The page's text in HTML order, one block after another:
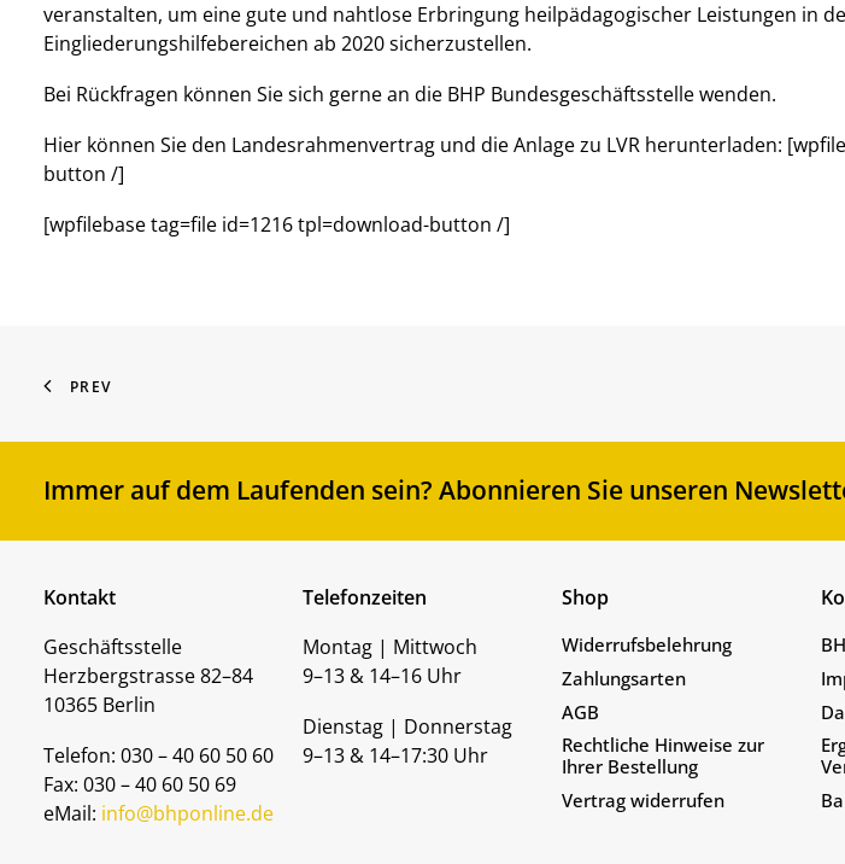
veranstalten, um eine gute und nahtlose Erbringung heilpädagogischer Leistungen in
Eingliederungshilfebereichen ab 2020 sicherzustellen.
Bei Rückfragen können Sie sich gerne an die BHP Bundesgeschäftsstelle wenden.
Hier können Sie den Landesrahmenvertrag und die Anlage zu LVR herunterladen:
button /]
[wpfilebase tag=file id=1216 tpl=download-button /]
PREV
Immer auf dem Laufenden sein? Abonnieren Sie unseren
Kontakt
Geschäftsstelle
Herzbergstrasse 82–84
10365 Berlin
Telefon: 030 – 40 60 50 60
Fax: 030 – 40 60 50 69
eMail: info@bhponline.de
Telefonzeiten
Montag | Mittwoch
9–13 & 14–16 Uhr
Dienstag | Donnerstag
9–13 & 14–17:30 Uhr
Shop
Widerrufsbelehrung
Zahlungsarten
AGB
Rechtliche Hinweise zur
Ihrer Bestellung
Vertrag widerrufen